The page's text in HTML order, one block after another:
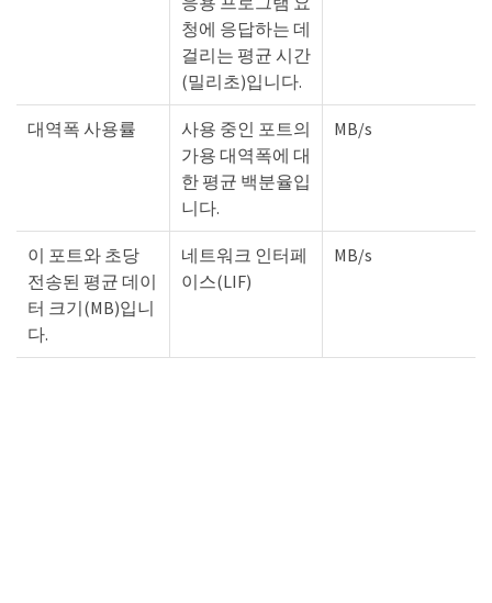
청에 응답하는 데
걸리는 평균 시간
(밀리초)입니다.
대역폭 사용률
사용 중인 포트의
가용 대역폭에 대
한 평균 백분율입
니다.
MB/s
이 포트와 초당
전송된 평균 데이
터 크기(MB)입니
다.
네트워크 인터페
이스(LIF)
MB/s